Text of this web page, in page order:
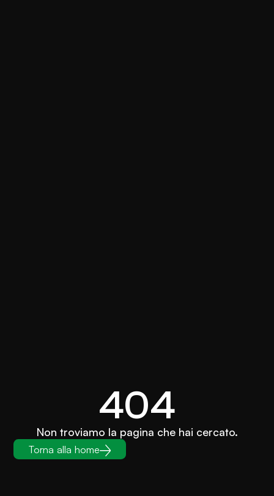
404
Non troviamo la pagina che hai cercato.
Torna alla home